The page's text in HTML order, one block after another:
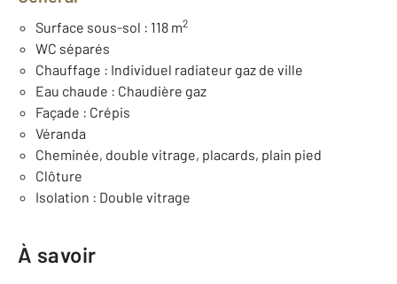
Surface sous-sol : 118 m2
WC séparés
Chauffage : Individuel radiateur gaz de ville
Eau chaude : Chaudière gaz
Façade : Crépis
Véranda
Cheminée, double vitrage, placards, plain pied
Clôture
Isolation : Double vitrage
À savoir